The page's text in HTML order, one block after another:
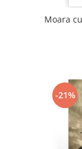
Moara
-21%